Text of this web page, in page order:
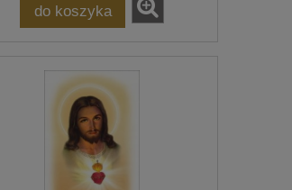
do koszyka